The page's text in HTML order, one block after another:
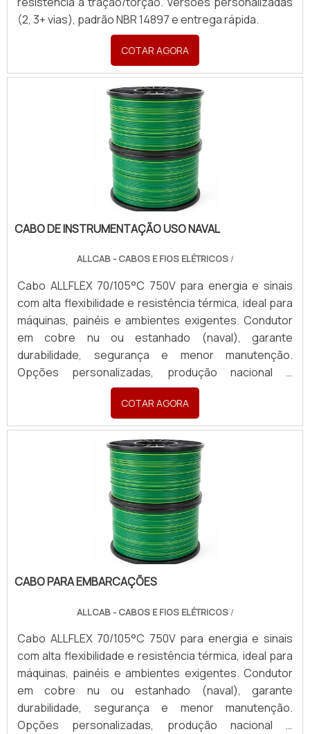
(2, 3+ vias), padrão NBR 14897 e entrega rápida.
COTAR AGORA
CABO DE INSTRUMENTAÇÃO USO NAVAL
ALLCAB - CABOS E FIOS ELÉTRICOS/
Cabo ALLFLEX 70/105°C 750V para energia e sinais
com alta flexibilidade e resistência térmica, ideal para
máquinas, painéis e ambientes exigentes. Condutor
em cobre nu ou estanhado (naval), garante
durabilidade, segurança e menor manutenção.
Opções personalizadas, produção nacional e
assistência técnica especializada para sua indústria.
COTAR AGORA
CABO PARA EMBARCAÇÕES
ALLCAB - CABOS E FIOS ELÉTRICOS/
Cabo ALLFLEX 70/105°C 750V para energia e sinais
com alta flexibilidade e resistência térmica, ideal para
máquinas, painéis e ambientes exigentes. Condutor
em cobre nu ou estanhado (naval), garante
durabilidade, segurança e menor manutenção.
Opções personalizadas, produção nacional e